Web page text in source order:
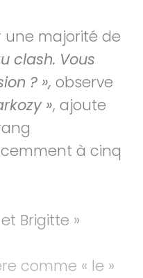
une majorité de
clash. Vous
? », observe
», ajoute
à cinq
Brigitte »
comme « le »